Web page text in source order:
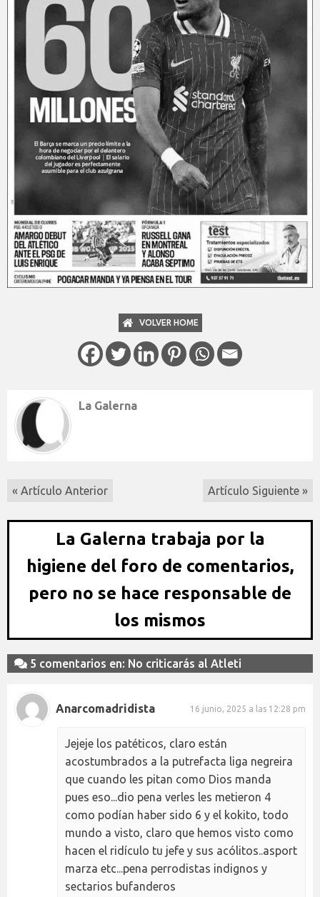
VOLVER HOME
La Galerna
« Artículo Anterior Artículo Siguiente »
La Galerna trabaja por la
higiene del foro de comentarios,
pero no se hace responsable de
los mismos
5 comentarios en: No criticarás al Atleti
Anarcomadridista 16 junio, 2025 a las 12:28 pm
Jejeje los patéticos, claro están
acostumbrados a la putrefacta liga negreira
que cuando les pitan como Dios manda
pues eso...dio pena verles les metieron 4
como podían haber sido 6 y el kokito, todo
mundo a visto, claro que hemos visto como
hacen el ridículo tu jefe y sus acólitos..asport
marza etc...pena perrodistas indignos y
sectarios bufanderos